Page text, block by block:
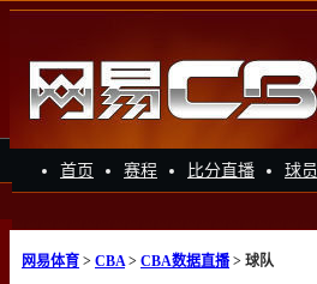
首页 赛程 比分直播 球员
网易体育 > CBA> CBA数据直播> 球队